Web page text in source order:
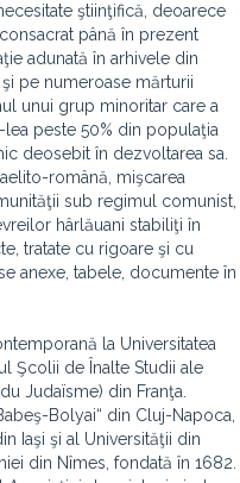
ştiinţifică, deoarece
până în prezent
adunată în arhivele din
şi pe numeroase mărturii
unui grup minoritar care a
peste 50% din populaţia
deosebit în dezvoltarea sa.
română, mişcarea
sub regimul comunist,
hârlăuani stabiliţi în
tratate cu rigoare şi cu
anexe, tabele, documente în
la Universitatea
Şcolii de Înalte Studii ale
Judaïsme) din Franţa.
Bolyai“ din Cluj-Napoca,
Iaşi şi al Universităţii din
din Nîmes, fondată în 1682.